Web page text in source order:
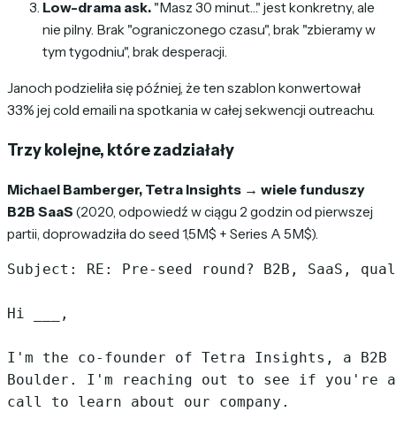
Low-drama ask. "Masz 30 minut…" jest konkretny, ale
nie pilny. Brak "ograniczonego czasu", brak "zbieramy w
tym tygodniu", brak desperacji.
Janoch podzieliła się później, że ten szablon konwertował
33% jej cold emaili na spotkania w całej sekwencji outreachu.
Trzy kolejne, które zadziałały
Michael Bamberger, Tetra Insights → wiele funduszy
B2B SaaS (2020, odpowiedź w ciągu 2 godzin od pierwszej
partii, doprowadziła do seed 1,5M$ + Series A 5M$).
Subject: RE: Pre-seed round? B2B, SaaS,
Hi ___,
I'm the co-founder of Tetra Insights, a B2B
Boulder. I'm reaching out to see if you're
call to learn about our company.